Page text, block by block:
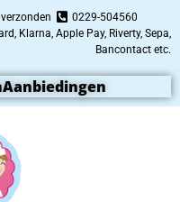
0229-504560
Klarna, Apple Pay, Riverty, Sepa,
Bancontact etc.
Aanbiedingen